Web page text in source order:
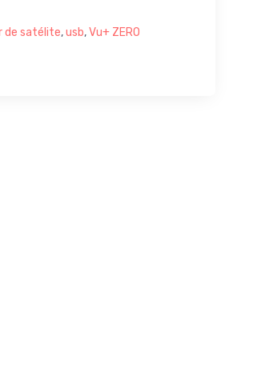
de satélite,usb,Vu+ ZERO